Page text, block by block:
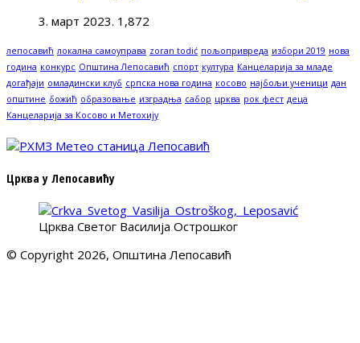
3. март 2023. 1,872
лепосавић локална самоуправа zoran todić пољопривреда избори 2019 нова
година конкурс Општина Лепосавић спорт култура Канцеларија за младе
догађаји омладински клуб српска нова година косово најбољи ученици дан
општине божић образовање изградња сабор црква рок фест деца
Канцеларија за Косово и Метохију
Црква у Лепосавићу
Црква Светог Василија Острошког
© Copyright 2026, Општина Лепосавић